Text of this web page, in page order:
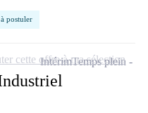
postuler
IntérimTemps plein
cette offre à ma sélection